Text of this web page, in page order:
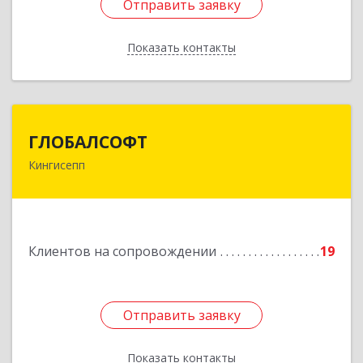
Отправить заявку
Показать контакты
Отправить заявку
Назад
ГЛОБАЛСОФТ
Кингисепп
Клиентов на сопровождении 19
Отправить заявку
Показать контакты
188485, Ленинградская обл, Кингисеппский р-н,
Отправить заявку
Назад